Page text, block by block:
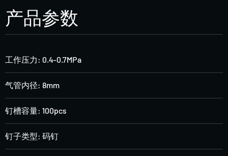
产品参数
工作压力: 0.4-0.7MPa
气管内径: 8mm
钉槽容量: 100pcs
钉子类型: 码钉